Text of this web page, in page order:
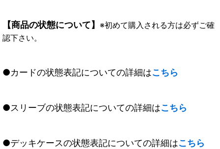
【商品の状態について】 ※初めて購入される方は必ずご確
認下さい。
●カードの状態表記についての詳細はこちら
●スリーブの状態表記についての詳細はこちら
●デッキケースの状態表記についての詳細はこちら